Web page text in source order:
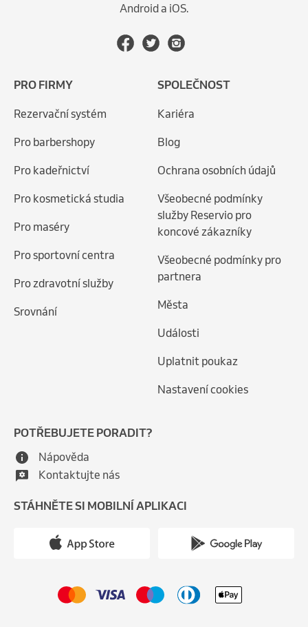
Android a iOS.
PRO FIRMY
Rezervační systém
Pro barbershopy
Pro kadeřnictví
Pro kosmetická studia
Pro maséry
Pro sportovní centra
Pro zdravotní služby
Srovnání
SPOLEČNOST
Kariéra
Blog
Ochrana osobních údajů
Všeobecné podmínky
služby Reservio pro
koncové zákazníky
Všeobecné podmínky pro
partnera
Města
Události
Uplatnit poukaz
Nastavení cookies
POTŘEBUJETE PORADIT?
Nápověda
Kontaktujte nás
STÁHNĚTE SI MOBILNÍ APLIKACI